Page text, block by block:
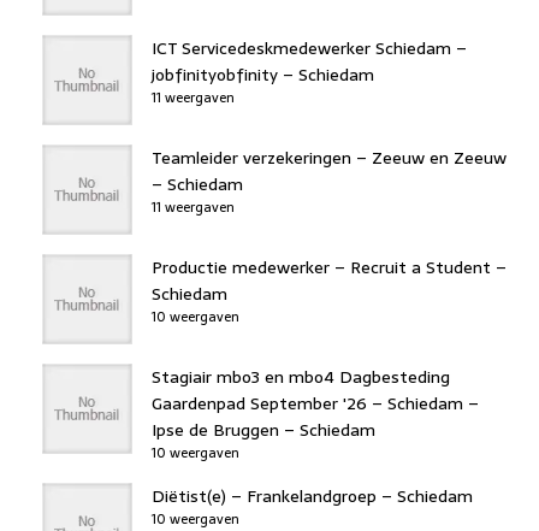
ICT Servicedeskmedewerker Schiedam –
jobfinityobfinity – Schiedam
11 weergaven
Teamleider verzekeringen – Zeeuw en Zeeuw
– Schiedam
11 weergaven
Productie medewerker – Recruit a Student –
Schiedam
10 weergaven
Stagiair mbo3 en mbo4 Dagbesteding
Gaardenpad September '26 – Schiedam –
Ipse de Bruggen – Schiedam
10 weergaven
Diëtist(e) – Frankelandgroep – Schiedam
10 weergaven